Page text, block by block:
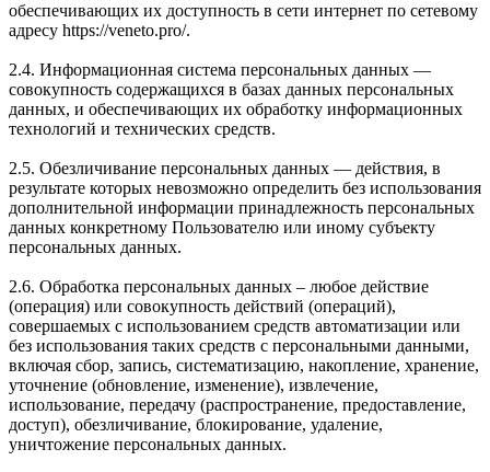
обеспечивающих их доступность в сети интернет по сетевому
адресу https://veneto.pro/.
2.4. Информационная система персональных данных —
совокупность содержащихся в базах данных персональных
данных, и обеспечивающих их обработку информационных
технологий и технических средств.
2.5. Обезличивание персональных данных — действия, в
результате которых невозможно определить без использования
дополнительной информации принадлежность персональных
данных конкретному Пользователю или иному субъекту
персональных данных.
2.6. Обработка персональных данных – любое действие
(операция) или совокупность действий (операций),
совершаемых с использованием средств автоматизации или
без использования таких средств с персональными данными,
включая сбор, запись, систематизацию, накопление, хранение,
уточнение (обновление, изменение), извлечение,
использование, передачу (распространение, предоставление,
доступ), обезличивание, блокирование, удаление,
уничтожение персональных данных.